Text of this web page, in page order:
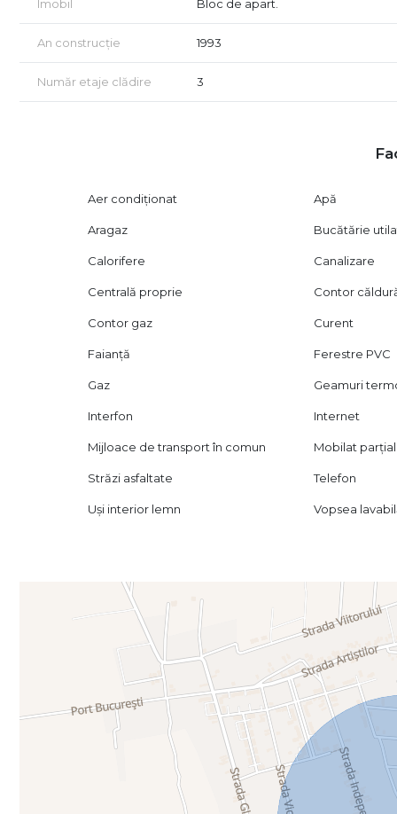
Zona este una foarte liniștită și bine conectată, cu
stație STB la cca 400 m, cu liniile 465 și 418
Maxi Taxi 572.
în proximitate: Profi + piață agroalimentară (250 m),
gimnazială și 2 parcuri cu locuri de joacă pentru copii.
Imobil Bloc de apart.
An construcție 1993
Număr etaje clădire 3
Aer condiționat Apă
Aragaz Bucătărie
Calorifere Canalizare
Centrală proprie Contor
Contor gaz Curent
Faianță Ferestre PVC
Gaz Geamuri
Interfon Internet
Mijloace de transport în comun Mobilat parțial
Străzi asfaltate Telefon
Uși interior lemn Vopsea